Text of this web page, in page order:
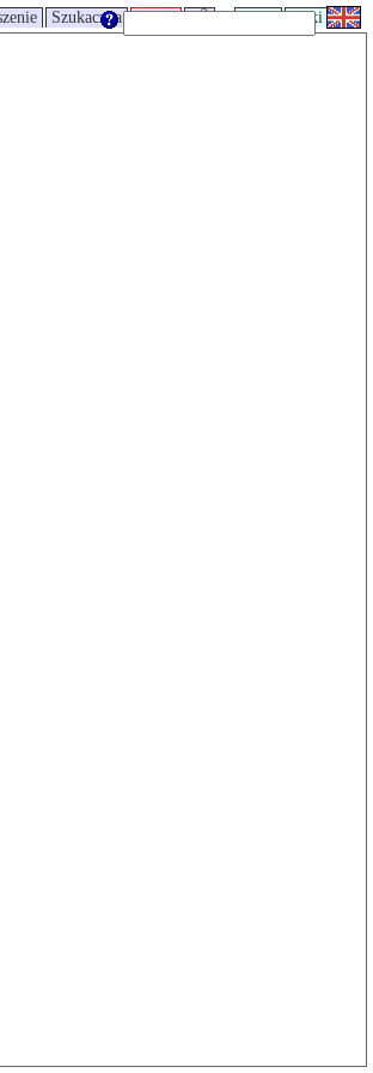
Szukaczka Trasy UMP Wiki